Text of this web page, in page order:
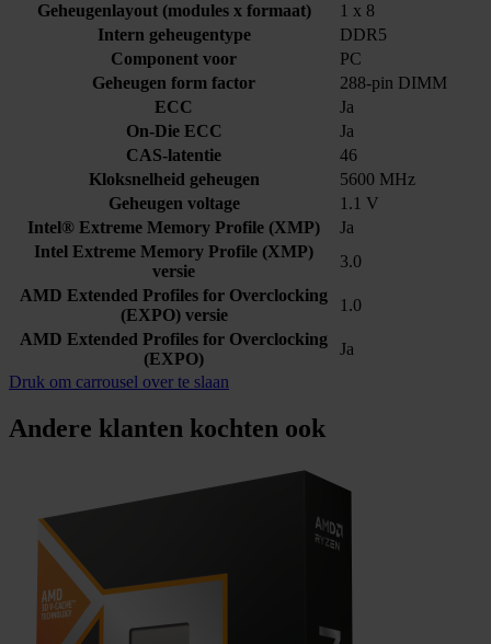
Geheugenlayout (modules x formaat)
1 x 8
Intern geheugentype
DDR5
Component voor
PC
Geheugen form factor
288-pin DIMM
ECC
Ja
On-Die ECC
Ja
CAS-latentie
46
Kloksnelheid geheugen
5600 MHz
Geheugen voltage
1.1 V
Intel® Extreme Memory Profile (XMP)
Ja
Intel Extreme Memory Profile (XMP)
versie
3.0
AMD Extended Profiles for Overclocking
(EXPO) versie
1.0
AMD Extended Profiles for Overclocking
(EXPO)
Ja
Druk om carrousel over te slaan
Andere klanten kochten ook